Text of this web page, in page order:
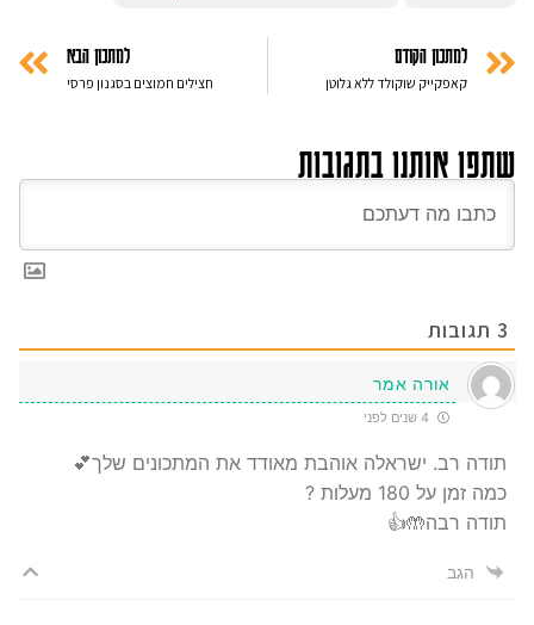
למתכון הקודם
קאפקייק שוקולד ללא גלוטן
למתכון הבא
חצילים חמוצים בסגנון פרסי
שתפו אותנו בתגובות
3 תגובות
אורה אמר
תודה רב. ישראלה אוהבת מאודד את המתכונים שלך💕
כמה זמן על 180 מעלות ?
תודה רבה🤲👍
הגב